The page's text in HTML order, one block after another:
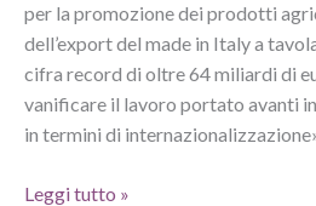
per la promozione dei prodotti
dell’export del made in Italy a
cifra record di oltre 64 miliardi di
vanificare il lavoro portato avanti
in termini di
Allarme
Leggi tutto »